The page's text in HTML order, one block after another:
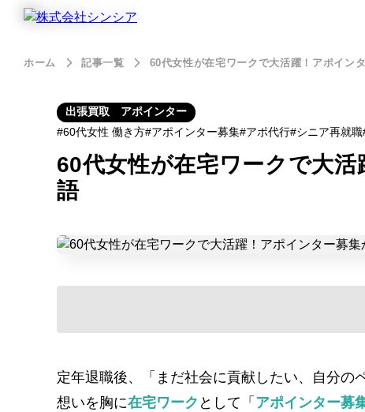
ホーム 記事一覧 60代女性が在宅ワークで大活躍！アポイン
出張買取 アポインター
60代女性 働き方 アポインター募集 アポ代行 シニア再就職
60代女性が在宅ワークで大
語
定年退職後、「まだ社会に貢献したい、自分の
想いを胸に在宅ワーク として「 アポインター募